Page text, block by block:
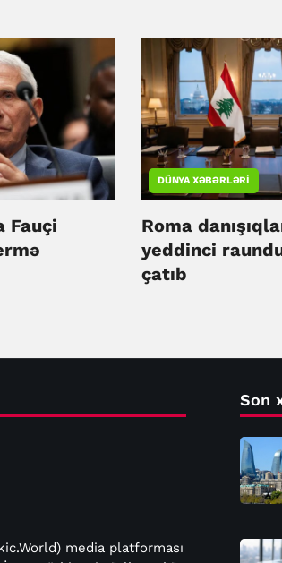
Fauçi
DÜNYA XƏBƏRLƏRI
Roma
yeddinci
çatıb
media platforması
Son